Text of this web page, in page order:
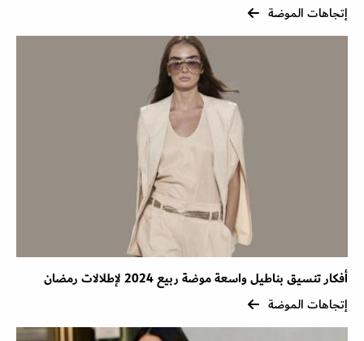
إتجاهات الموضة
أفكار تنسيق بناطيل واسعة موضة ربيع 2024 لإطلالات رمضان
إتجاهات الموضة